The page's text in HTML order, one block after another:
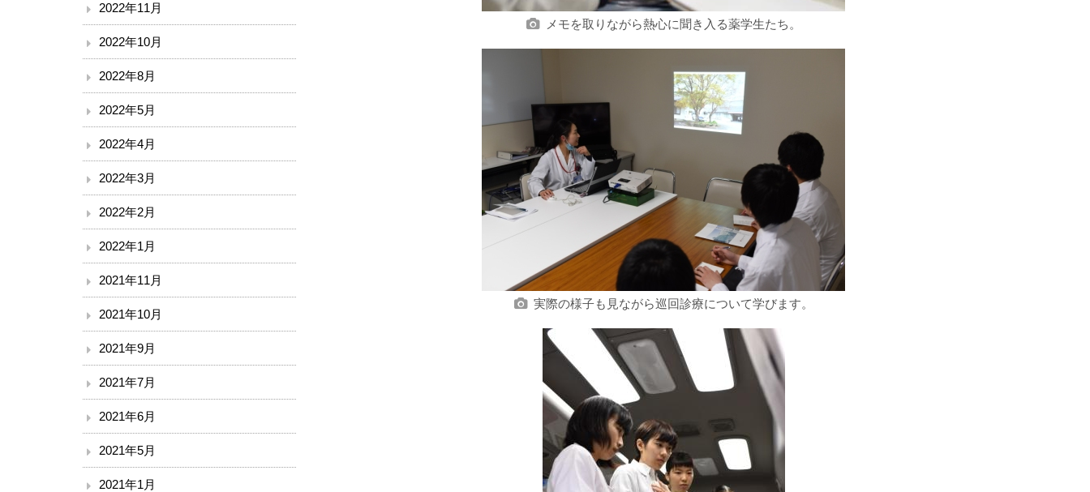
メモを取りながら熱心に聞き入る薬学生たち。
実際の様子も見ながら巡回診療について学びます。
2022年11月
2022年10月
2022年8月
2022年5月
2022年4月
2022年3月
2022年2月
2022年1月
2021年11月
2021年10月
2021年9月
2021年7月
2021年6月
2021年5月
2021年1月